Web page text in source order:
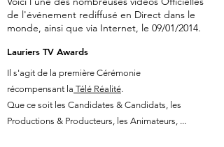
de l'événement rediffusé en Direct dans le
monde, ainsi que via Internet, le 09/01/2014.
Lauriers TV Awards
Il s'agit de la première Cérémonie
récompensant la Télé Réalité.
Que ce soit les Candidates & Candidats, les
Productions & Producteurs, les Animateurs, ...